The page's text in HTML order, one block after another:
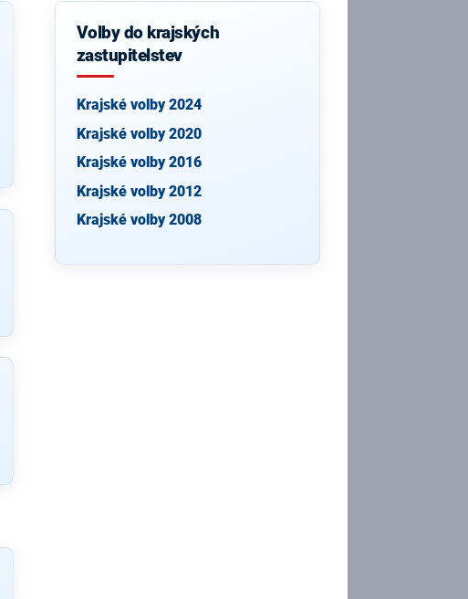
Volby do krajských
zastupitelstev
Krajské volby 2024
Krajské volby 2020
Krajské volby 2016
Krajské volby 2012
Krajské volby 2008